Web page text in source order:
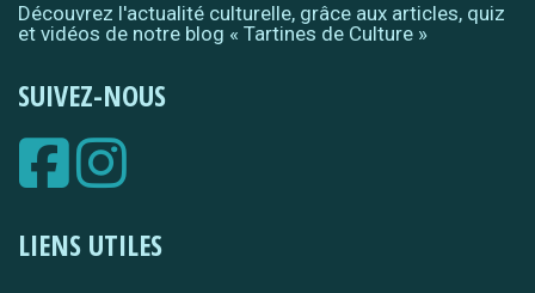
Découvrez l'actualité culturelle, grâce aux articles, quiz
et vidéos de notre blog « Tartines de Culture »
SUIVEZ-NOUS
LIENS UTILES